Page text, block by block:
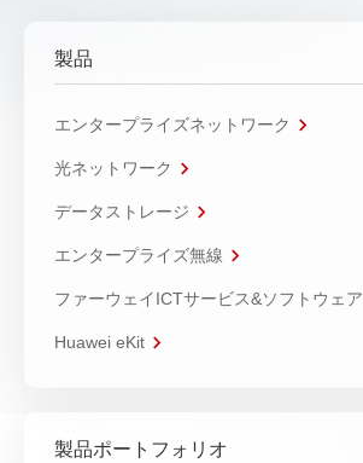
製品
エンタープライズネットワーク
光ネットワーク
データストレージ
エンタープライズ無線
ファーウェイICTサービス&ソフトウェア
Huawei eKit
製品ポートフォリオ